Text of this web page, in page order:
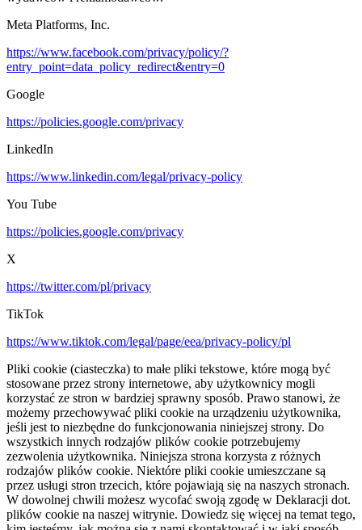
Meta Platforms, Inc.
https://www.facebook.com/privacy/policy/?
entry_point=data_policy_redirect&entry=0
Google
https://policies.google.com/privacy
LinkedIn
https://www.linkedin.com/legal/privacy-policy
You Tube
https://policies.google.com/privacy
X
https://twitter.com/pl/privacy
TikTok
https://www.tiktok.com/legal/page/eea/privacy-policy/pl
Pliki cookie (ciasteczka) to małe pliki tekstowe, które mogą być
stosowane przez strony internetowe, aby użytkownicy mogli
korzystać ze stron w bardziej sprawny sposób. Prawo stanowi, że
możemy przechowywać pliki cookie na urządzeniu użytkownika,
jeśli jest to niezbędne do funkcjonowania niniejszej strony. Do
wszystkich innych rodzajów plików cookie potrzebujemy
zezwolenia użytkownika. Niniejsza strona korzysta z różnych
rodzajów plików cookie. Niektóre pliki cookie umieszczane są
przez usługi stron trzecich, które pojawiają się na naszych stronach.
W dowolnej chwili możesz wycofać swoją zgodę w Deklaracji dot.
plików cookie na naszej witrynie. Dowiedz się więcej na temat tego,